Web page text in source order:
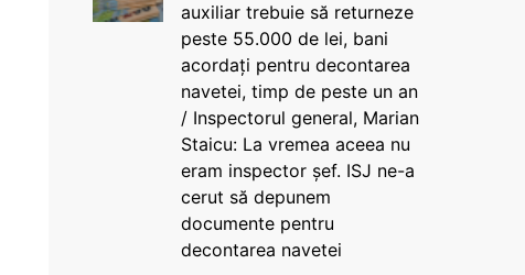
auxiliar trebuie să returneze
peste 55.000 de lei, bani
acordați pentru decontarea
navetei, timp de peste un an
/ Inspectorul general, Marian
Staicu: La vremea aceea nu
eram inspector șef. ISJ ne-a
cerut să depunem
documente pentru
decontarea navetei